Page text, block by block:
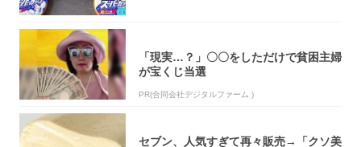
「現実…？」〇〇をしただけで貧困主婦
が宝くじ当選
PR(合同会社デジタルファーム )
セブン、人気すぎて再々販売→「クソ美